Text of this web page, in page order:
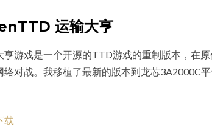
运输大亨
亨游戏是一个开源的TTD游戏的重制版本，在
络对战。我移植了最新的版本到龙芯3A2000C
载